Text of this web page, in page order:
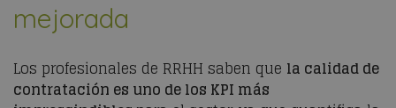
mejorada
Los profesionales de RRHH saben que la calidad de
contratación es uno de los KPI más